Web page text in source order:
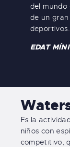
del mundo
de un
deportivos.
EDAT
Es la
niños con
competitivo,